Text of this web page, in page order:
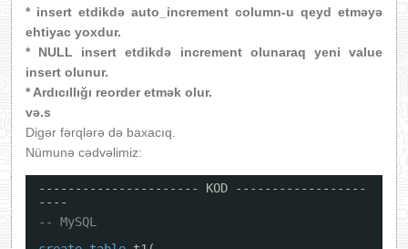
* insert etdikdə auto_increment column-u qeyd etməyə
ehtiyac yoxdur.
* NULL insert etdikdə increment olunaraq yeni value
insert olunur.
* Ardıcıllığı reorder etmək olur.
və.s
Digər fərqlərə də baxacıq.
Nümunə cədvəlimiz:
---------------------- KOD ------------------
----
-- MySQL